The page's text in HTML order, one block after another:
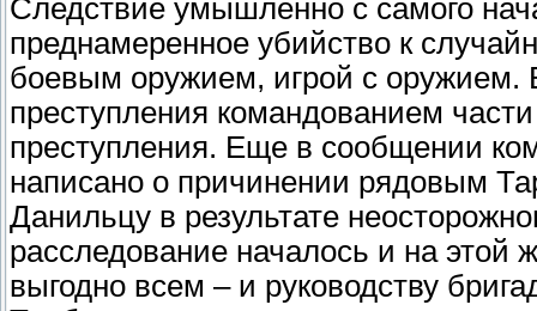
Следствие умышленно с самого
преднамеренное убийство к
боевым оружием, игрой с оружием.
преступления командованием
преступления. Еще в сообщении
написано о причинении рядовым
Данильцу в результате
расследование началось и на этой
выгодно всем – и руководству